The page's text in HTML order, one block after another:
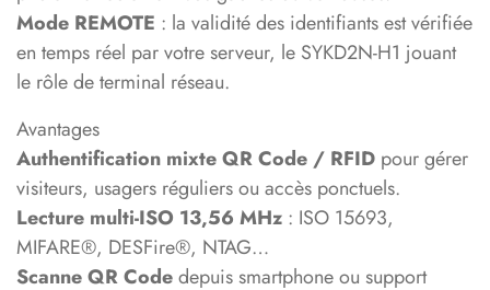
Mode REMOTE : la validité des identifiants est vérifiée
en temps réel par votre serveur, le SYKD2N-H1 jouant
le rôle de terminal réseau.
Avantages
Authentification mixte QR Code / RFID pour gérer
visiteurs, usagers réguliers ou accès ponctuels.
Lecture multi-ISO 13,56 MHz : ISO 15693,
MIFARE®, DESFire®, NTAG…
Scanne QR Codedepuis smartphone ou support